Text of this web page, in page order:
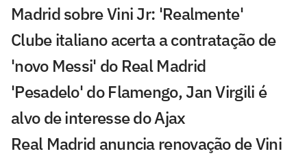
Madrid sobre Vini Jr: 'Realmente'
Clube italiano acerta a contratação de
'novo Messi' do Real Madrid
'Pesadelo' do Flamengo, Jan Virgili é
alvo de interesse do Ajax
Real Madrid anuncia renovação de Vini